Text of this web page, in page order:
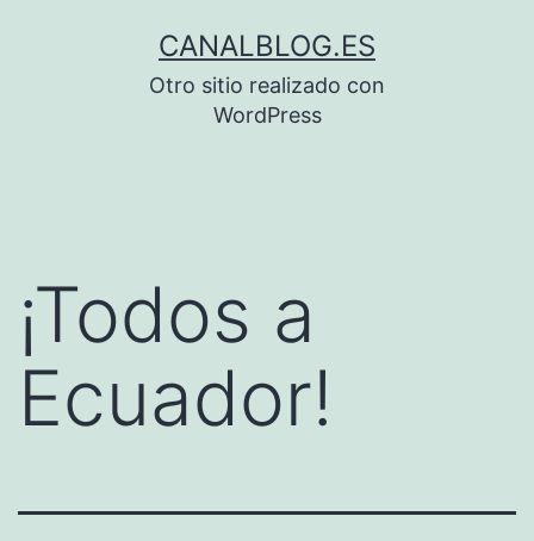
CANALBLOG.ES
Otro sitio realizado con
WordPress
¡Todos a
Ecuador!